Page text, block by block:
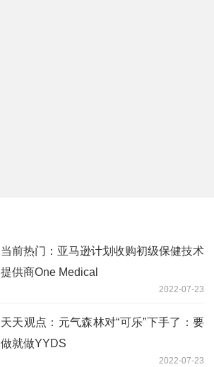
当前热门：亚马逊计划收购初级保健技术
提供商One Medical
2022-07-23
天天观点：元气森林对“可乐”下手了：要
做就做YYDS
2022-07-23